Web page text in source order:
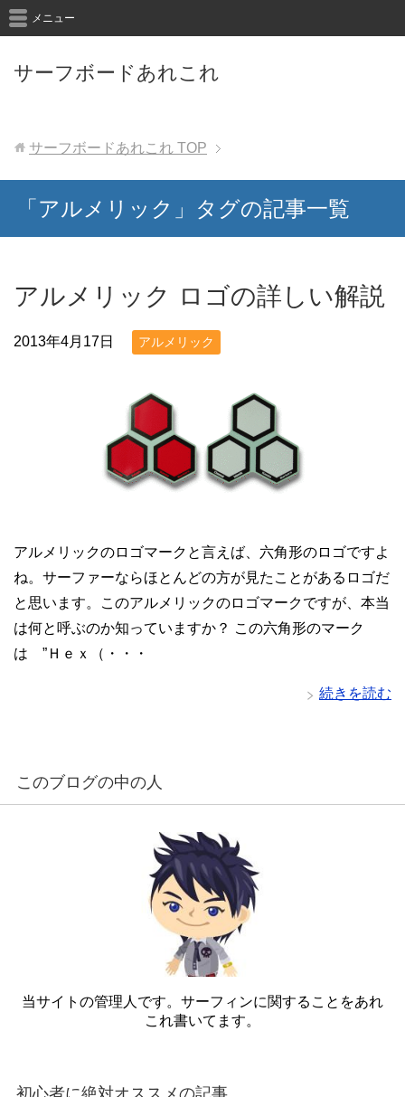
サーフボードあれこれ
メニュー
サーフボードあれこれ TOP
「アルメリック」タグの記事一覧
アルメリック ロゴの詳しい解説
2013年4月17日 アルメリック
アルメリックのロゴマークと言えば、六角形のロゴですよ
ね。サーファーならほとんどの方が見たことがあるロゴだ
と思います。このアルメリックのロゴマークですが、本当
は何と呼ぶのか知っていますか？ この六角形のマーク
は ”Ｈｅｘ（・・・
続きを読む
このブログの中の人
当サイトの管理人です。サーフィンに関することをあれ
これ書いてます。